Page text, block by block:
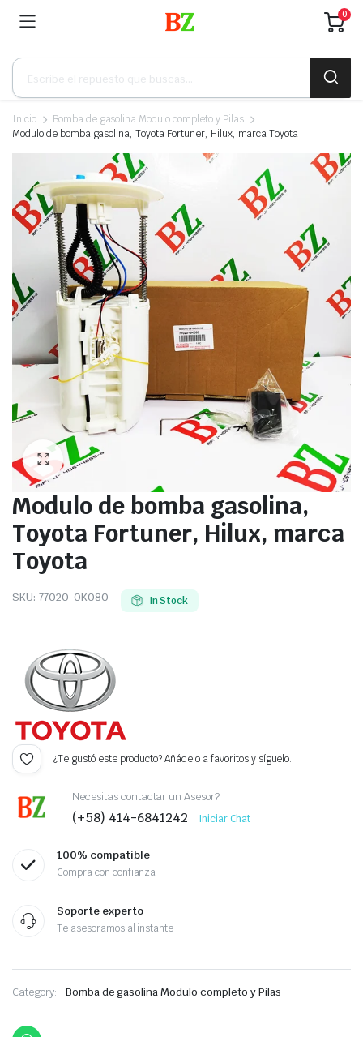
0
Búsqueda
productos
Inicio
Bomba de gasolina Modulo completo y Pilas
Modulo de bomba gasolina, Toyota Fortuner, Hilux, marca Toyota
Modulo de bomba gasolina,
Toyota Fortuner, Hilux, marca
Toyota
SKU: 77020-OK080 In Stock
¿Te gustó este producto? Añádelo a favoritos y síguelo.
Necesitas contactar un Asesor?
(+58) 414-6841242 Iniciar Chat
100% compatible
Compra con confianza
Soporte experto
Te asesoramos al instante
Category: Bomba de gasolina Modulo completo y Pilas